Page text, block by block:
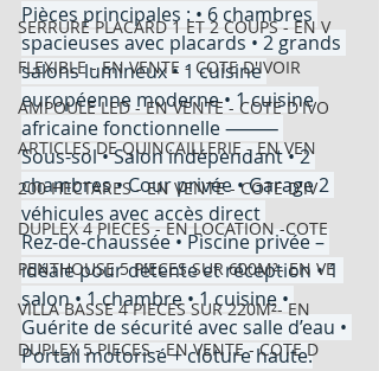
SERRURE PLACARD 1 ET 2 COUPS - EN V
FLEXIBLE - EN VENTE - COTE D'IVOIR
AMPOULE LED - EN VENTE - COTE D'IVO
ARTICLES DE QUINCAILLERIE - EN VEN
200 HECTARES - EN VENTE - COTE D'IV
DUPLEX 4 PIECES - EN LOCATION -COTE
PENTHOUSE 5 PIECES SUR 600M²- EN VE
VILLA BASSE 4 PIECES SUR 220M²- EN
DUPLEX 5 PIECES - EN VENTE - COTE D
Pièces principales : • 6 chambres
spacieuses avec placards • 2 grands
salons lumineux • 1 cuisine
européenne moderne • 1 cuisine
africaine fonctionnelle ⸻
Sous-sol • Salon indépendant • 2
chambres • Cour privée • Garage 2
véhicules avec accès direct
Rez-de-chaussée • Piscine privée –
idéale pour détente et réception • 1
salon • 1 chambre • 1 cuisine •
Guérite de sécurité avec salle d’eau •
Portail motorisé + clôture haute.